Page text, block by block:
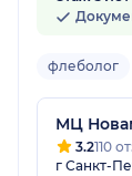
флеболог
МЦ
3.2110
г Санкт-